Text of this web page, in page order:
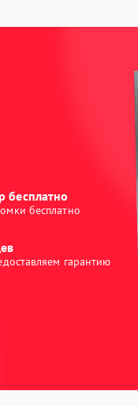
бесплатно
бесплатно
гарантию